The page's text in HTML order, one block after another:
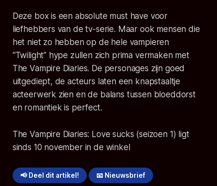
Deze box is een absolute must have voor
liefhebbers van de tv-serie. Maar ook mensen die
het niet zo hebben op de hele vampieren
“Twilight” hype zullen zich prima vermaken met
The Vampire Diaries. De personages zijn goed
uitgediept, de acteurs laten een knapstaaltje
acteerwerk zien en de balans tussen bloeddorst
en romantiek is perfect.
The Vampire Diaries: Love sucks (seizoen 1) ligt
sinds 10 november in de winkel
📢 Deel dit artikel! 📧 Nieuwsbrief